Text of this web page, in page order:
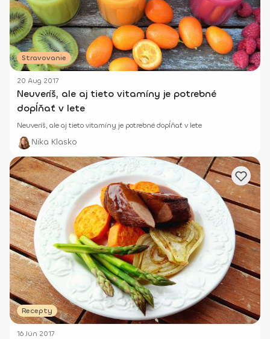
Stravovanie
20 Aug 2017
Neuveríš, ale aj tieto vitamíny je potrebné
dopĺňať v lete
Neuveríš, ale aj tieto vitamíny je potrebné dopĺňať v lete
Nika Klasko
Recepty
16 Jún 2017